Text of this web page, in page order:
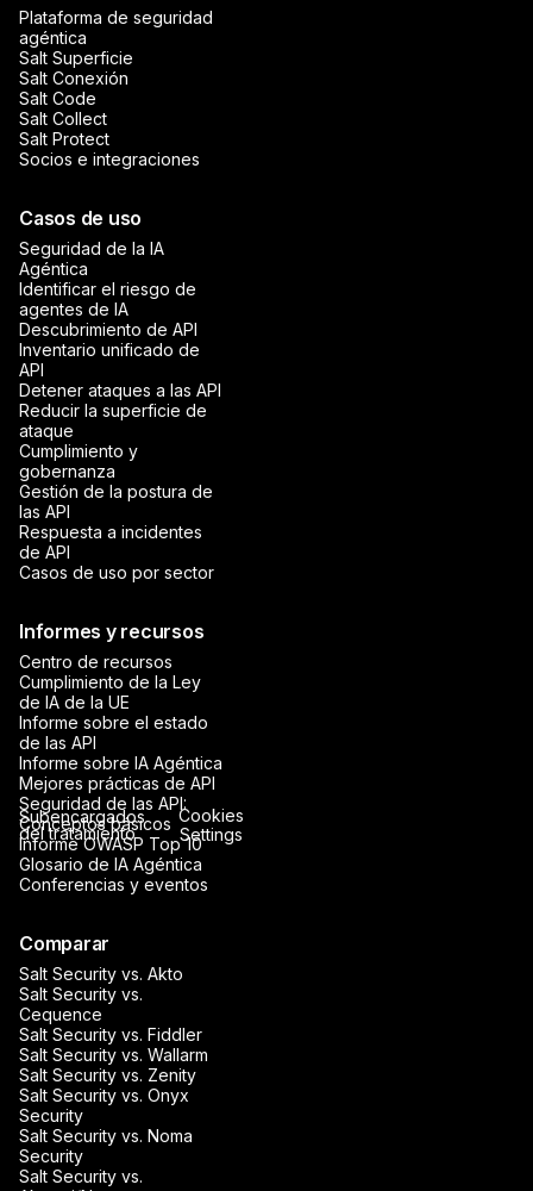
Plataforma de seguridad
agéntica
Salt Superficie
Salt Conexión
Salt Code
Salt Collect
Salt Protect
Socios e integraciones
Casos de uso
Seguridad de la IA
Agéntica
Identificar el riesgo de
agentes de IA
Descubrimiento de API
Inventario unificado de
API
Detener ataques a las API
Reducir la superficie de
ataque
Cumplimiento y
gobernanza
Gestión de la postura de
las API
Respuesta a incidentes
de API
Casos de uso por sector
Informes y recursos
Centro de recursos
Cumplimiento de la Ley
de IA de la UE
Informe sobre el estado
de las API
Informe sobre IA Agéntica
Mejores prácticas de API
Seguridad de las API:
Conceptos básicos
Informe OWASP Top 10
Glosario de IA Agéntica
Conferencias y eventos
Comparar
Salt Security vs. Akto
Salt Security vs.
Cequence
Salt Security vs. Fiddler
Salt Security vs. Wallarm
Salt Security vs. Zenity
Salt Security vs. Onyx
Security
Salt Security vs. Noma
Security
Salt Security vs.
Subencargados
del tratamiento
Cookies
Settings